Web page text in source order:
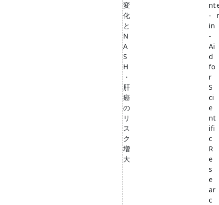
変
化
と
N
A
S
H
・
肝
癌
の
リ
ス
ク
増
大
nt
-
in
-
Ai
d
fo
r
S
ci
e
nt
ifi
c
R
e
s
e
ar
c